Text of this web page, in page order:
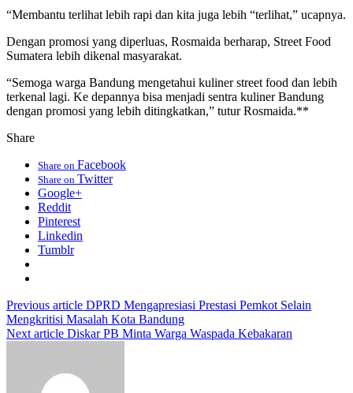
“Membantu terlihat lebih rapi dan kita juga lebih “terlihat,” ucapnya.
Dengan promosi yang diperluas, Rosmaida berharap, Street Food
Sumatera lebih dikenal masyarakat.
“Semoga warga Bandung mengetahui kuliner street food dan lebih
terkenal lagi. Ke depannya bisa menjadi sentra kuliner Bandung
dengan promosi yang lebih ditingkatkan,” tutur Rosmaida.**
Share
Share on Facebook
Share on Twitter
Google+
Reddit
Pinterest
Linkedin
Tumblr
Previous article DPRD Mengapresiasi Prestasi Pemkot Selain
Mengkritisi Masalah Kota Bandung
Next article Diskar PB Minta Warga Waspada Kebakaran